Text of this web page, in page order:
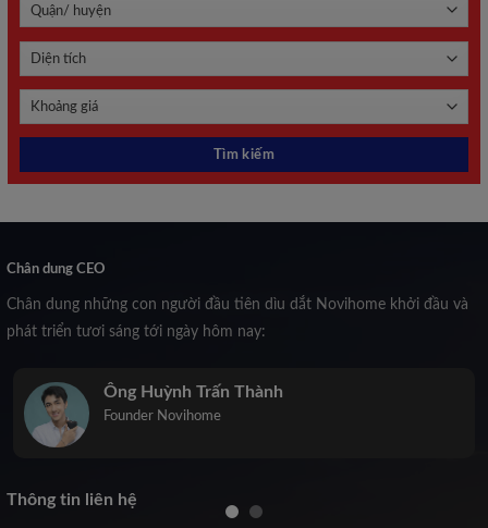
Chân dung CEO
Chân dung những con người đầu tiên dìu dắt Novihome khởi đầu và
phát triển tươi sáng tới ngày hôm nay:
Ông Huỳnh Trấn Thành
Founder Novihome
Thông tin liên hệ